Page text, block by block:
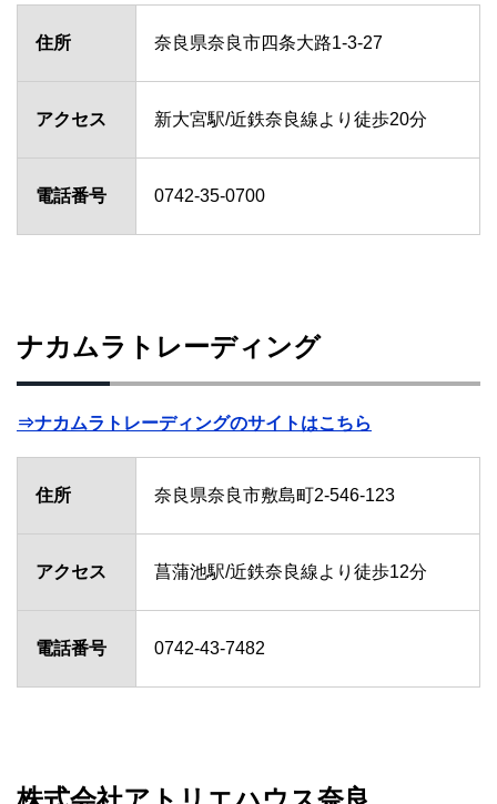
住所 奈良県奈良市四条大路1-3-27
アクセス 新大宮駅/近鉄奈良線より徒歩20分
電話番号 0742-35-0700
ナカムラトレーディング
⇒ナカムラトレーディングのサイトはこちら
住所 奈良県奈良市敷島町2-546-123
アクセス 菖蒲池駅/近鉄奈良線より徒歩12分
電話番号 0742-43-7482